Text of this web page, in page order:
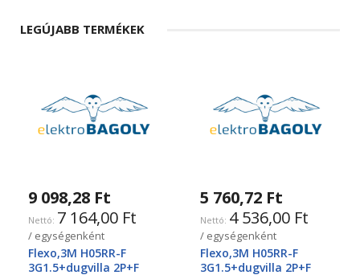
LEGÚJABB TERMÉKEK
9 098,28 Ft
7 164,00 Ft
/ egységenként
Flexo,3M H05RR-F
3G1.5+dugvilla 2P+F
5 760,72 Ft
4 536,00 Ft
/ egységenként
Flexo,3M H05RR-F
3G1.5+dugvilla 2P+F